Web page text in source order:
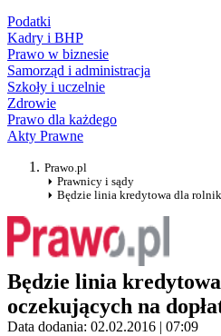
Podatki
Kadry i BHP
Prawo w biznesie
Samorząd i administracja
Szkoły i uczelnie
Zdrowie
Prawo dla każdego
Akty Prawne
Prawo.pl
Prawnicy i sądy
Będzie linia kredytowa dla
Będzie linia
oczekujących na
Data dodania: 02.02.2016 | 07:09